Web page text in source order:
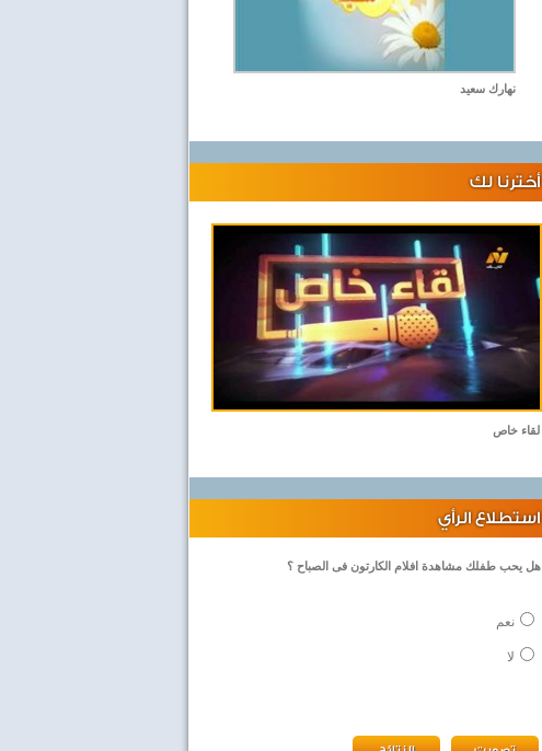
نهارك سعيد
أخترنا لك
لقاء خاص
استطلاع الرأي
هل يحب طفلك مشاهدة افلام الكارتون فى الصباح ؟
نعم
لا